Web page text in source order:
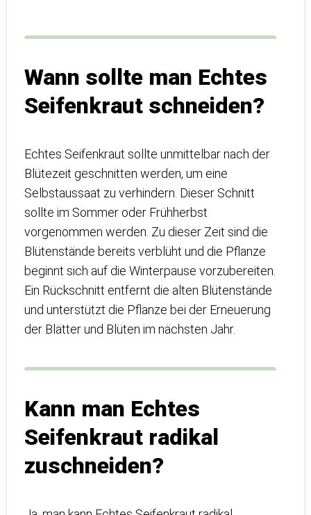
Wann sollte man Echtes
Seifenkraut schneiden?
Echtes Seifenkraut sollte unmittelbar nach der
Blütezeit geschnitten werden, um eine
Selbstaussaat zu verhindern. Dieser Schnitt
sollte im Sommer oder Frühherbst
vorgenommen werden. Zu dieser Zeit sind die
Blütenstände bereits verblüht und die Pflanze
beginnt sich auf die Winterpause vorzubereiten.
Ein Rückschnitt entfernt die alten Blütenstände
und unterstützt die Pflanze bei der Erneuerung
der Blätter und Blüten im nächsten Jahr.
Kann man Echtes
Seifenkraut radikal
zuschneiden?